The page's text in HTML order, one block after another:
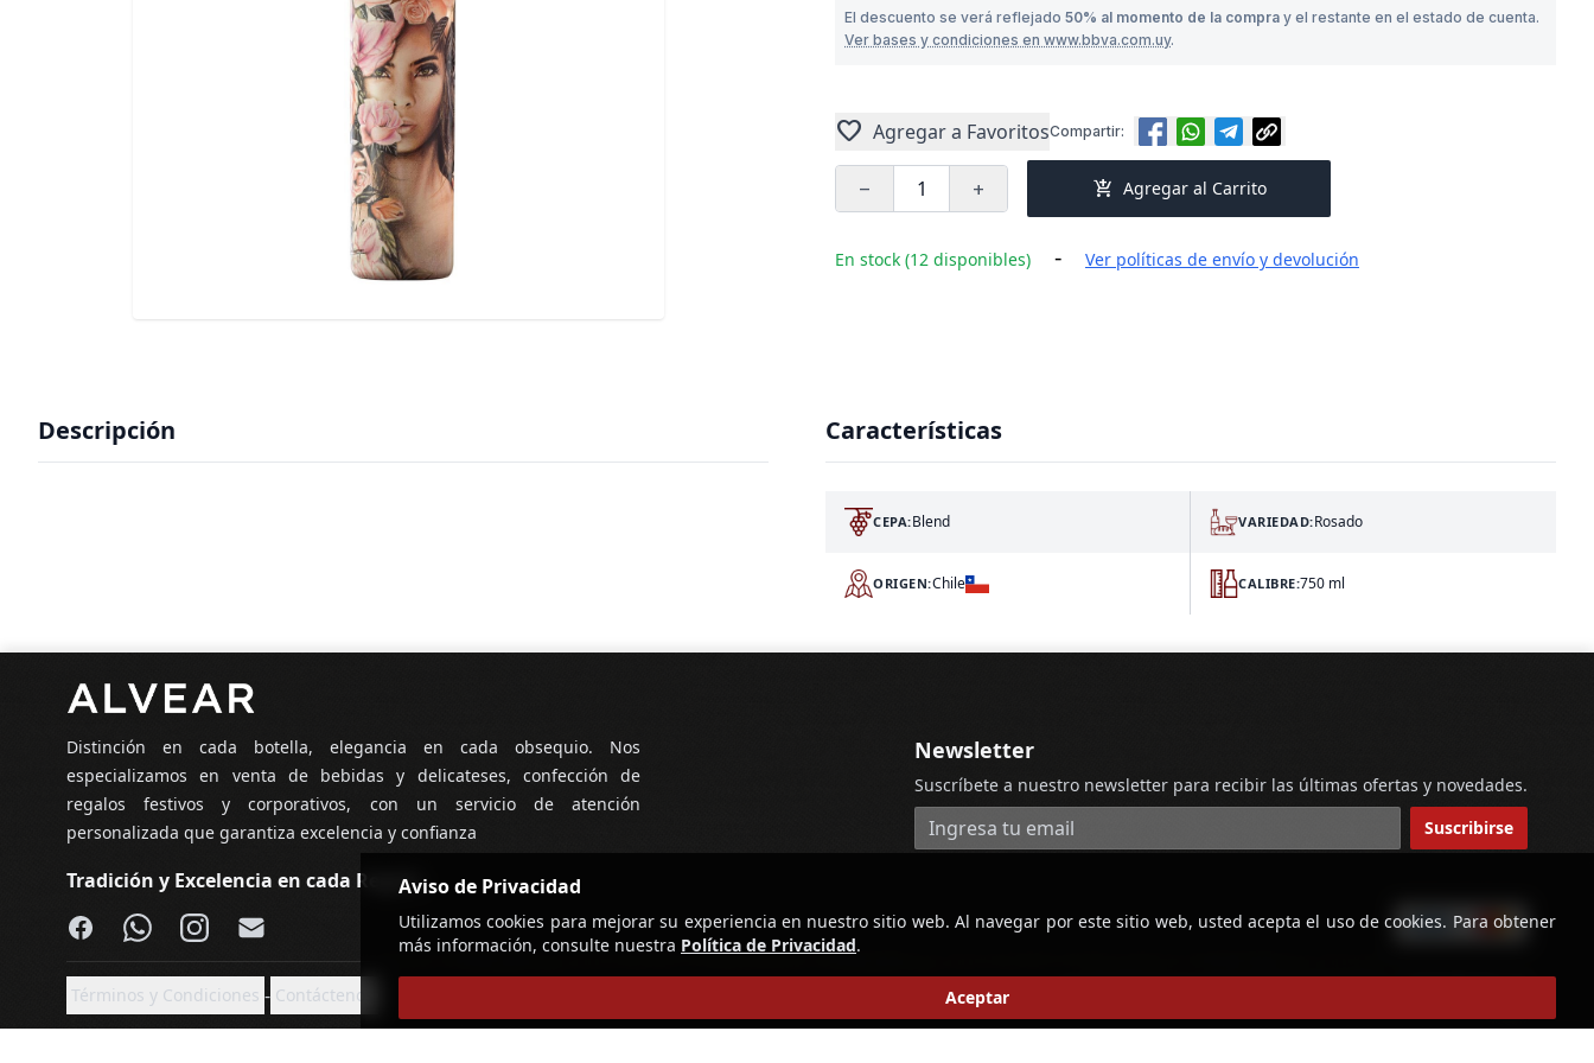
El descuento se verá reflejado 50% al momento de la compra y el restante en el estado de cuenta.
Ver bases y condiciones en www.bbva.com.uy.
Compartir:
favorite Agregar a Favoritos
remove add add_shopping_cart Agregar al Carrito
En stock (12 disponibles) - Ver políticas de envío y devolución
Descripción Características
CEPA:Blend VARIEDAD:Rosado
ORIGEN:Chile CALIBRE:750 ml
Aviso de Privacidad
Utilizamos cookies para mejorar su experiencia en nuestro sitio web. Al navegar por este sitio web, usted acepta el uso de cookies. Para obtener
más información, consulte nuestra Política de Privacidad.
Aceptar
Distinción en cada botella, elegancia en cada obsequio. Nos
especializamos en venta de bebidas y delicateses, confección de
regalos festivos y corporativos, con un servicio de atención
personalizada que garantiza excelencia y confianza
Tradición y Excelencia en cada Regalo
Facebook
WhatsApp
Instagram
Email
Newsletter
Suscríbete a nuestro newsletter para recibir las últimas ofertas y novedades.
Dirección de correo electrónico Suscribirse
Términos y Condiciones - Contáctenos